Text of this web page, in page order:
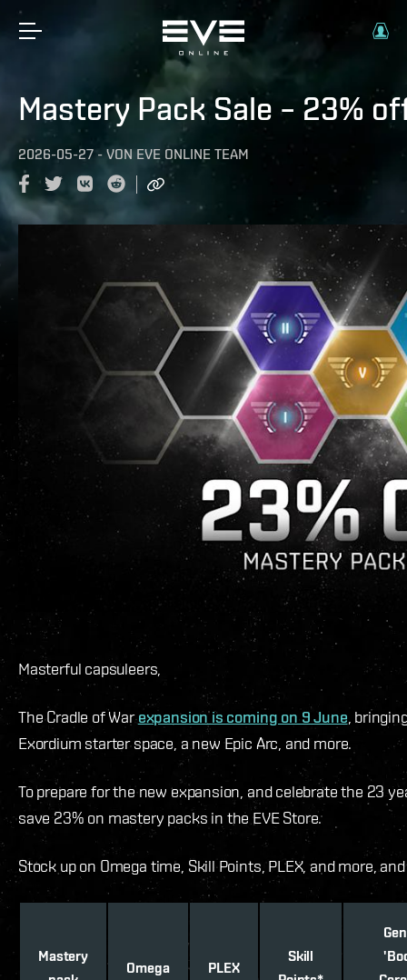
Mastery Pack Sale – 23%
2026-05-27 - VON EVE ONLINE TEAM
Masterful capsuleers,
The Cradle of Warexpansion is coming on 9 June ,
Exordium starter space, a new Epic Arc, and more.
To prepare for the new expansion, and celebrate the 23
save 23% on mastery packs in the EVE Store.
Stock up on Omega time, Skill Points, PLEX, and more,
Mastery
Omega PLEX
Skill